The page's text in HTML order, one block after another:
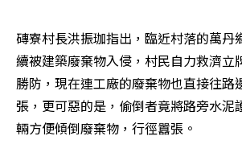
磚寮村長洪振珈指出，臨近村落的萬丹
續被建築廢棄物入侵，村民自力救濟立
勝防，現在連工廠的廢棄物也直接往路
張，更可惡的是，偷倒者竟將路旁水泥
輛方便傾倒廢棄物，行徑囂張。